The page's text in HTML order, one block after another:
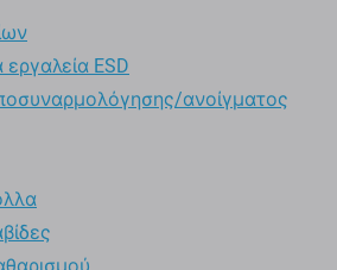
εργαλεία ESD
ανοίγματος